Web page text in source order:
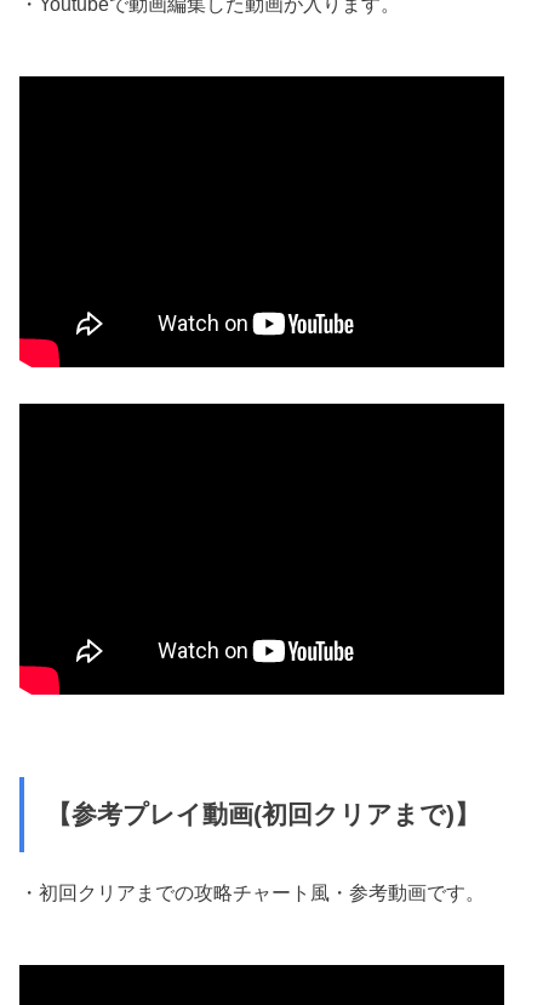
【参考プレイ動画(初回クリアまで)】
・初回クリアまでの攻略チャート風・参考動画です。